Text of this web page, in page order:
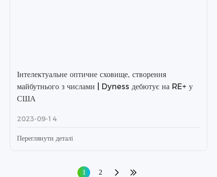
Інтелектуальне оптичне сховище, створення
майбутнього з числами | Dyness дебютує на RE+ у
США
2023-09-14
Переглянути деталі
1 2